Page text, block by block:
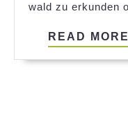
wald zu erkunden
READ MORE